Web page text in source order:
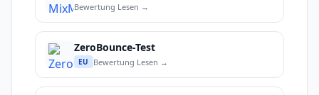
Bewertung Lesen →
ZeroBounce-Test
EU Bewertung Lesen →